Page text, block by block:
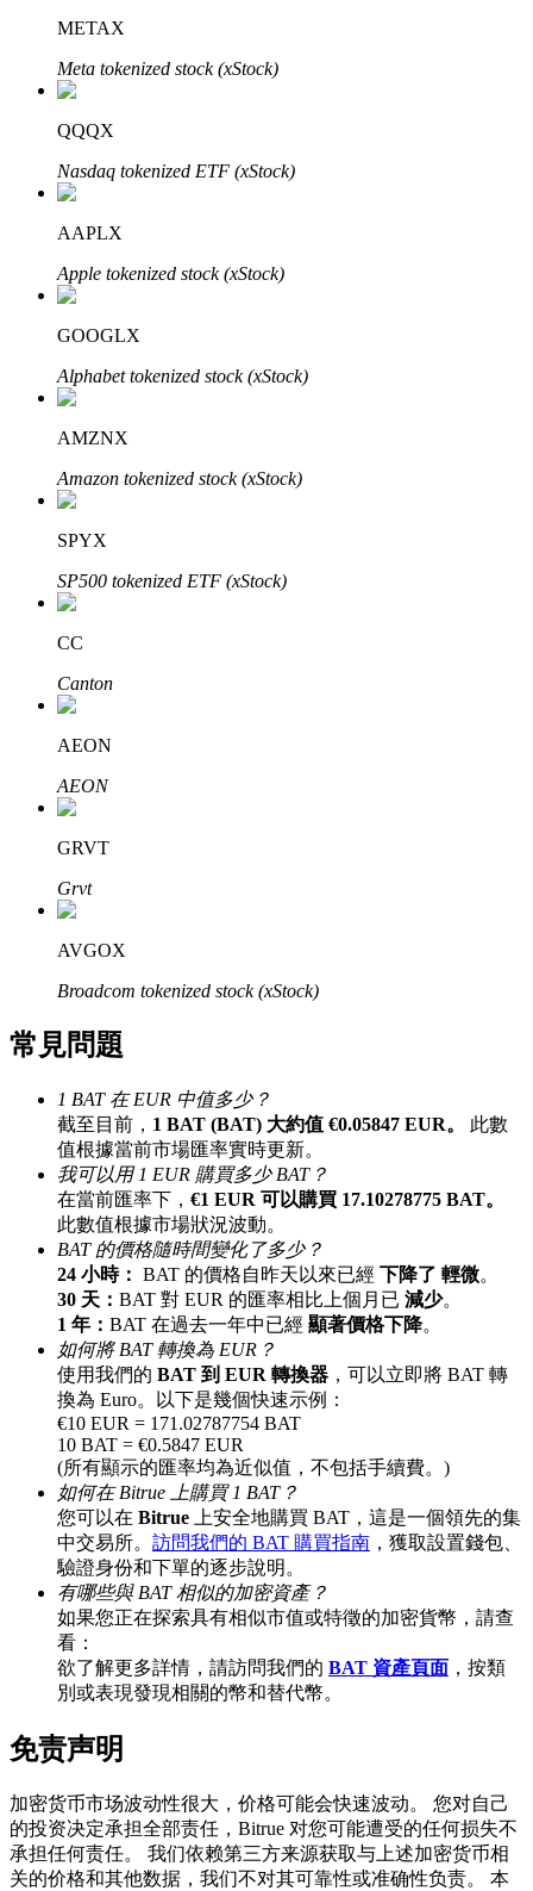
定投理财
享受活期理財及長期收益
Bitrue
合夥人計劃
Bitrue渠道合伙人
最高達65%佣金！
邀请好友
邀請朋友獲得現金獎勵
充值CASHCAT & 赢取
瓜分 500000 CASHCAT 獎池
BitMart 用戶遷移專享
METAX
Meta tokenized stock (xStock)
QQQX
Nasdaq tokenized ETF (xStock)
AAPLX
Apple tokenized stock (xStock)
GOOGLX
Alphabet tokenized stock (xStock)
AMZNX
Amazon tokenized stock (xStock)
SPYX
SP500 tokenized ETF (xStock)
CC
Canton
AEON
AEON
GRVT
Grvt
AVGOX
Broadcom tokenized stock (xStock)
常見問題
1 BAT 在 EUR 中值多少？
截至目前， 1 BAT (BAT) 大約值 €0.05847 EUR。
此數
值根據當前市場匯率實時更新。
我可以用 1 EUR 購買多少 BAT？
在當前匯率下， €1 EUR 可以購買 17.10278775 BAT。
此數值根據市場狀況波動。
BAT 的價格隨時間變化了多少？
24 小時： BAT 的價格自昨天以來已經 下降了 輕微。
30 天： BAT 對 EUR 的匯率相比上個月已 減少。
1 年： BAT 在過去一年中已經 顯著價格下降。
如何將 BAT 轉換為 EUR？
使用我們的 BAT 到 EUR 轉換器 ，可以立即將 BAT 轉
換為 Euro。以下是幾個快速示例：
€10 EUR = 171.02787754 BAT
10 BAT = €0.5847 EUR
(所有顯示的匯率均為近似值，不包括手續費。)
如何在 Bitrue 上購買 1 BAT？
您可以在 Bitrue 上安全地購買 BAT，這是一個領先的集
中交易所。 訪問我們的 BAT 購買指南 ，獲取設置錢包、
驗證身份和下單的逐步說明。
有哪些與 BAT 相似的加密資產？
如果您正在探索具有相似市值或特徵的加密貨幣，請查
看：
欲了解更多詳情，請訪問我們的 BAT 資產頁面 ，按類
別或表現發現相關的幣和替代幣。
免责声明
加密货币市场波动性很大，价格可能会快速波动。 您对自己
的投资决定承担全部责任，Bitrue 对您可能遭受的任何损失不
承担任何责任。 我们依赖第三方来源获取与上述加密货币相
关的价格和其他数据，我们不对其可靠性或准确性负责。 本